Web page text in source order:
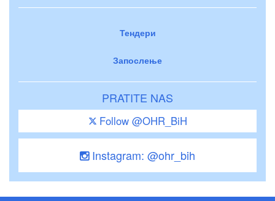
Тендери
Запослење
PRATITE NAS
Follow @OHR_BiH
Instagram: @ohr_bih